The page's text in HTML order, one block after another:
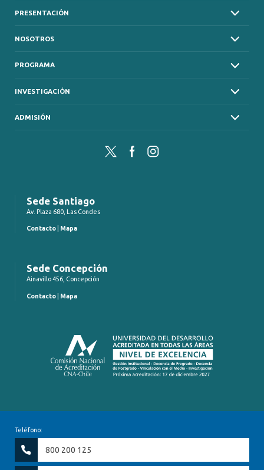
PRESENTACIÓN
NOSOTROS
PROGRAMA
INVESTIGACIÓN
ADMISIÓN
Twitter FacebookInstagram
Sede Santiago
Av. Plaza 680, Las Condes
Contacto Mapa
Sede Concepción
Ainavillo 456, Concepción
Contacto Mapa
Teléfono:
800 200 125